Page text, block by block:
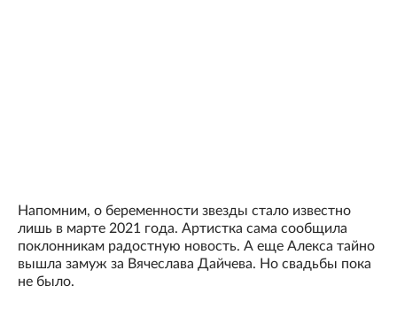
Напомним, о беременности звезды стало известно
лишь в марте 2021 года. Артистка сама сообщила
поклонникам радостную новость. А еще Алекса тайно
вышла замуж за Вячеслава Дайчева. Но свадьбы пока
не было.